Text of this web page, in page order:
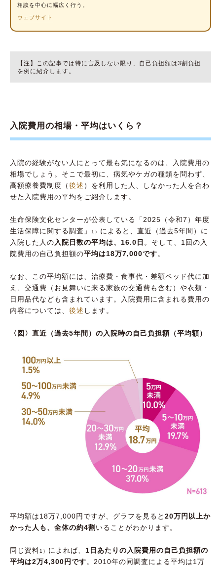
高額療養費制度
限度額適用認定証
医療費控除制度
入院費用を支払えない場合はどうなる？
入院費用の支払いは振り込みやクレジットカ
もしもの入院のために備えておきたいこと
入院費用の相場を知って、いざという時に備え
よう
相談を中心に幅広く行う。
ウェブサイト
【注】この記事では特に言及しない限り、自己負担額は3割負担
を例に紹介します。
入院費用の相場・平均はいくら？
入院の経験がない人にとって最も気になるのは、入院費用の
相場でしょう。そこで最初に、病気やケガの種類を問わず、
高額療養費制度（後述 ）を利用した人、しなかった人を合わ
せた入院費用の平均をご紹介します。
生命保険文化センターが公表している「2025（令和7）年度
生活保障に関する調査」
1） によると、直近（過去5年間）に
入院した人の入院日数の平均は、16.0日 。そして、1回の入
院費用の自己負担額の平均は18万7,000です。
なお、この平均額には、治療費・食事代・差額ベッド代に加
え、交通費（お見舞いに来る家族の交通費も含む）や衣類・
日用品代なども含まれています。入院費用に含まれる費用の
内容については、 後述 します。
〈図〉直近（過去5年間）の入院時の自己負担額（平均額）
平均額は18万7,000円ですが、グラフを見ると 20万円以上か
かった人も、全体の約4割 いることがわかります。
同じ資料1） によれば、 1日あたりの入院費用の自己負担額の
平均は2万4,300円です。2010年の同調査による平均は1万